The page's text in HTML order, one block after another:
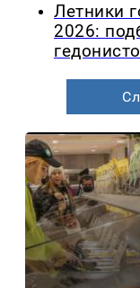
Летники
2026: